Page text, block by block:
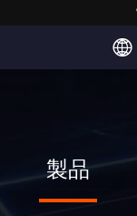
製品